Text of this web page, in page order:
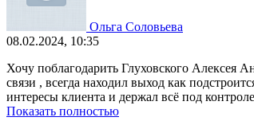
Ольга Соловьева
08.02.2024, 10:35
Хочу поблагодарить Глуховского Алексея
связи , всегда находил выход как
интересы клиента и держал всё под
Показать полностью